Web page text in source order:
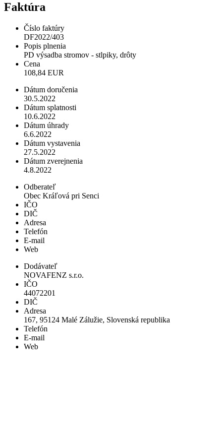
Faktúra
Číslo faktúry
DF2022/403
Popis plnenia
PD výsadba stromov - stlpiky, drôty
Cena
108,84 EUR
Dátum doručenia
30.5.2022
Dátum splatnosti
10.6.2022
Dátum úhrady
6.6.2022
Dátum vystavenia
27.5.2022
Dátum zverejnenia
4.8.2022
Odberateľ
Obec Kráľová pri Senci
IČO
DIČ
Adresa
Telefón
E-mail
Web
Dodávateľ
NOVAFENZ s.r.o.
IČO
44072201
DIČ
Adresa
167, 95124 Malé Zálužie, Slovenská republika
Telefón
E-mail
Web